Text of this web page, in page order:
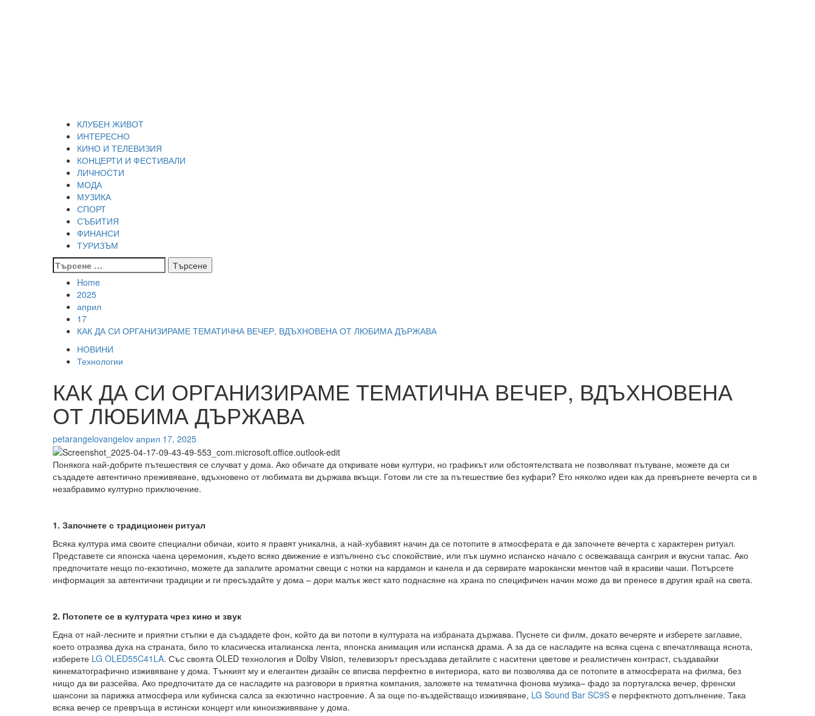
КЛУБЕН ЖИВОТ
ИНТЕРЕСНО
КИНО И ТЕЛЕВИЗИЯ
КОНЦЕРТИ И ФЕСТИВАЛИ
ЛИЧНОСТИ
МОДА
МУЗИКА
СПОРТ
СЪБИТИЯ
ФИНАНСИ
ТУРИЗЪМ
Търсене
за:
Home
2025
април
17
КАК ДА СИ ОРГАНИЗИРАМЕ ТЕМАТИЧНА ВЕЧЕР, ВДЪХНОВЕНА ОТ ЛЮБИМА ДЪРЖАВА
НОВИНИ
Технологии
КАК ДА СИ ОРГАНИЗИРАМЕ ТЕМАТИЧНА ВЕЧЕР, ВДЪХНОВЕНА
ОТ ЛЮБИМА ДЪРЖАВА
petarangelovangelov април 17, 2025
Понякога най-добрите пътешествия се случват у дома. Ако обичате да откривате нови култури, но графикът или обстоятелствата не позволяват пътуване, можете да си
създадете автентично преживяване, вдъхновено от любимата ви държава вкъщи. Готови ли сте за пътешествие без куфари? Ето няколко идеи как да превърнете вечерта си в
незабравимо културно приключение.
1. Започнете с традиционен ритуал
Всяка култура има своите специални обичаи, които я правят уникална, а най-хубавият начин да се потопите в атмосферата е да започнете вечерта с характерен ритуал.
Представете си японска чаена церемония, където всяко движение е изпълнено със спокойствие, или пък шумно испанско начало с освежаваща сангрия и вкусни тапас. Ако
предпочитате нещо по-екзотично, можете да запалите ароматни свещи с нотки на кардамон и канела и да сервирате марокански ментов чай в красиви чаши. Потърсете
информация за автентични традиции и ги пресъздайте у дома – дори малък жест като поднасяне на храна по специфичен начин може да ви пренесе в другия край на света.
2. Потопете се в културата чрез кино и звук
Една от най-лесните и приятни стъпки е да създадете фон, който да ви потопи в културата на избраната държава. Пуснете си филм, докато вечеряте и изберете заглавие,
което отразява духа на страната, било то класическа италианска лента, японска анимация или испанскa драма. А за да се насладите на всяка сцена с впечатляваща яснота,
изберете LG OLED55C41LA. Със своята OLED технология и Dolby Vision, телевизорът пресъздава детайлите с наситени цветове и реалистичен контраст, създавайки
кинематографично изживяване у дома. Тънкият му и елегантен дизайн се вписва перфектно в интериора, като ви позволява да се потопите в атмосферата на филма, без
нищо да ви разсейва. Ако предпочитате да се насладите на разговори в приятна компания, заложете на тематична фонова музика– фадо за португалска вечер, френски
шансони за парижка атмосфера или кубинска салса за екзотично настроение. А за още по-въздействащо изживяване, LG Sound Bar SC9S е перфектното допълнение. Така
всяка вечер се превръща в истински концерт или киноизживяване у дома.